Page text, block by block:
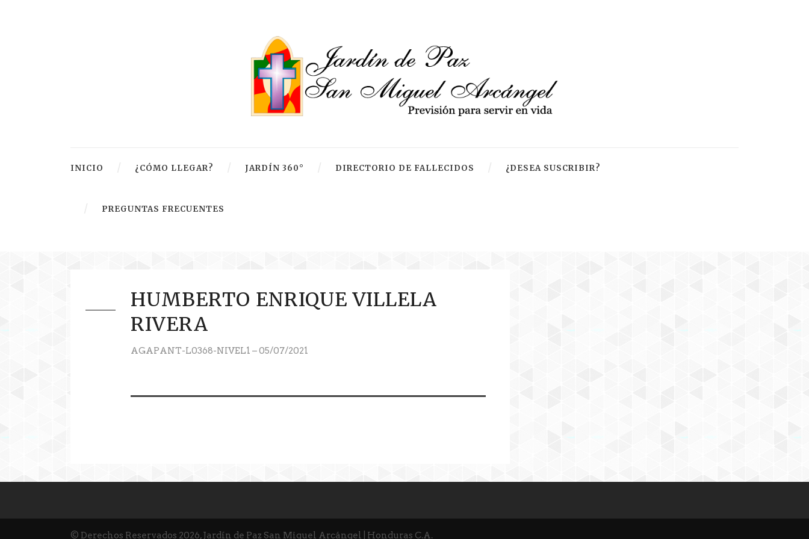
INICIO ¿CÓMO LLEGAR? JARDÍN 360° DIRECTORIO DE FALLECIDOS ¿DESEA SUSCRIBIR?
PREGUNTAS FRECUENTES
HUMBERTO ENRIQUE VILLELA
RIVERA
AGAPANT-L0368-NIVEL1 – 05/07/2021
© Derechos Reservados 2026, Jardín de Paz San Miguel Arcángel | Honduras C.A.